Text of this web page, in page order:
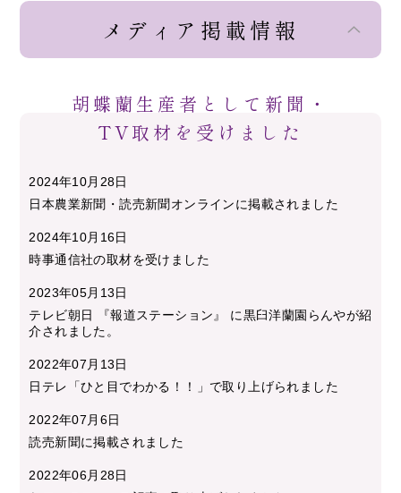
メディア掲載情報
胡蝶蘭生産者として新聞・
TV取材を受けました
2024年10月28日
日本農業新聞・読売新聞オンラインに掲載されました
2024年10月16日
時事通信社の取材を受けました
2023年05月13日
テレビ朝日 『報道ステーション』 に黒臼洋蘭園らんやが紹
介されました。
2022年07月13日
日テレ「ひと目でわかる！！」で取り上げられました
2022年07月6日
読売新聞に掲載されました
2022年06月28日